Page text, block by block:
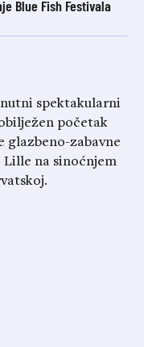
Blue Fish Festivala
spektakularni
početak
glazbeno-zabavne
Lille na sinoćnjem